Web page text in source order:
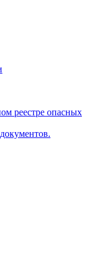
реестре опасных